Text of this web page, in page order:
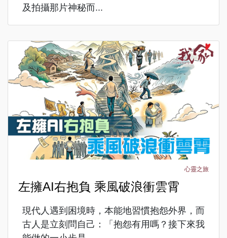
及拍攝那片神秘而...
心靈之旅
左擁AI右抱負 乘風破浪衝雲霄
現代人遇到困境時，本能地習慣抱怨外界，而
古人是立刻問自己：「抱怨有用嗎？接下來我